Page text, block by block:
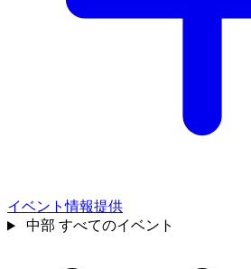
イベント情報提供
中部 すべてのイベント